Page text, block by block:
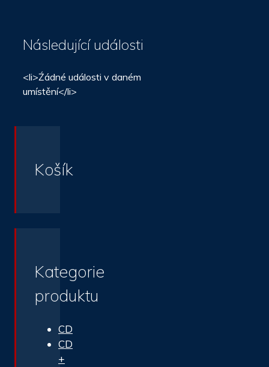
Následující události
<li>Źádné události v daném
umístění</li>
Košík
Kategorie
produktu
CD
CD
+